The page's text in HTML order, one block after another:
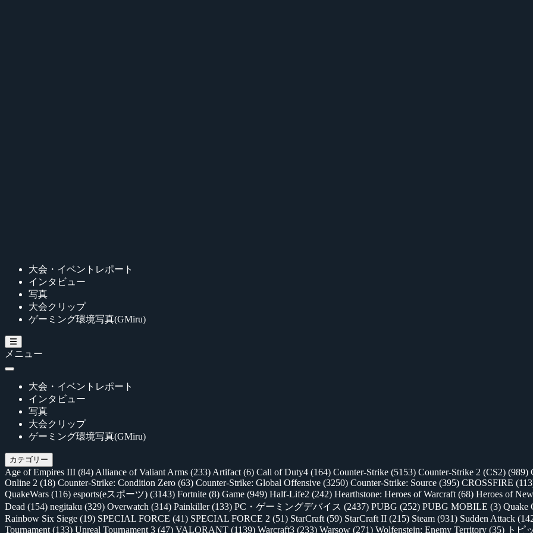
大会・イベントレポート
インタビュー
写真
大会クリップ
ゲーミング環境写真(GMiru)
メニュー
大会・イベントレポート
インタビュー
写真
大会クリップ
ゲーミング環境写真(GMiru)
カテゴリー
Age of Empires III (84) Alliance of Valiant Arms (233) Artifact (6) Call of Duty4 (164) Counter-Strike (5153) Counter-Strike 2 (CS2) (989)
Online 2 (18) Counter-Strike: Condition Zero (63) Counter-Strike: Global Offensive (3250) Counter-Strike: Source (395) CROSSFIRE
QuakeWars (116) esports(eスポーツ) (3143) Fortnite (8) Game (949) Half-Life2 (242) Hearthstone: Heroes of Warcraft (68) Heroes of
Dead (154) negitaku (329) Overwatch (314) Painkiller(133) PC・ゲーミングデバイス (2437) PUBG (252) PUBG MOBILE (3) Quake
Rainbow Six Siege (19) SPECIAL FORCE (41) SPECIAL FORCE 2 (51) StarCraft (59) StarCraft II (215) Steam (931) Sudden Attack
Tournament (133) Unreal Tournament 3 (47) VALORANT (1139) Warcraft3 (233) Warsow (271) Wolfenstein: Enemy Territory (35) トピ